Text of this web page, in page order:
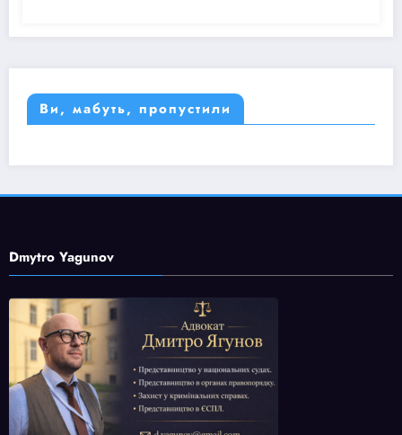
Ви, мабуть, пропустили
Dmytro Yagunov